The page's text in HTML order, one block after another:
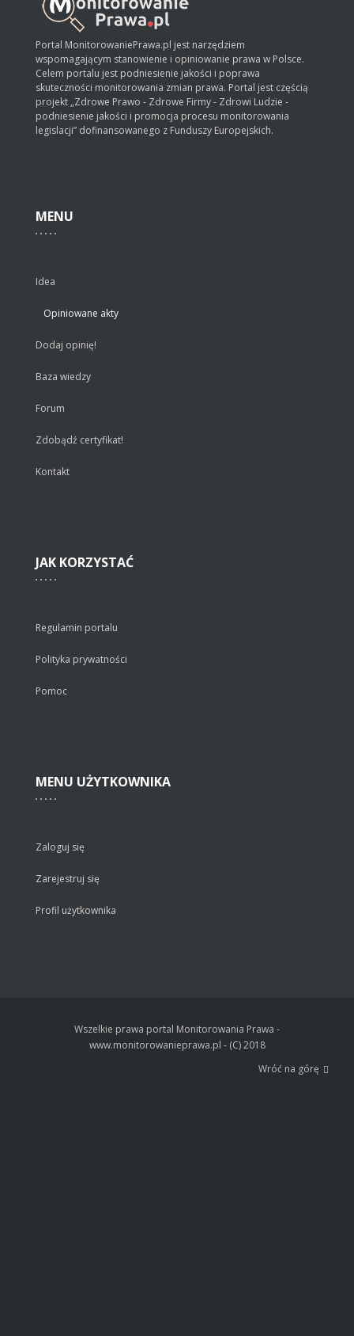
Portal MonitorowaniePrawa.pl jest narzędziem
wspomagającym stanowienie i opiniowanie prawa w Polsce.
Celem portalu jest podniesienie jakości i poprawa
skuteczności monitorowania zmian prawa. Portal jest częścią
projekt „Zdrowe Prawo - Zdrowe Firmy - Zdrowi Ludzie -
podniesienie jakości i promocja procesu monitorowania
legislacji” dofinansowanego z Funduszy Europejskich.
MENU
Idea
Opiniowane akty
Dodaj opinię!
Baza wiedzy
Forum
Zdobądź certyfikat!
Kontakt
JAK KORZYSTAĆ
Regulamin portalu
Polityka prywatności
Pomoc
MENU UŻYTKOWNIKA
Zaloguj się
Zarejestruj się
Profil użytkownika
Wszelkie prawa portal Monitorowania Prawa -
www.monitorowanieprawa.pl - (C) 2018
Wróć na górę